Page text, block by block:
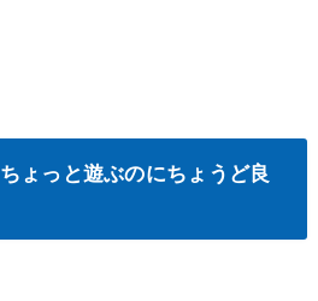
ょっと遊ぶのにちょうど良